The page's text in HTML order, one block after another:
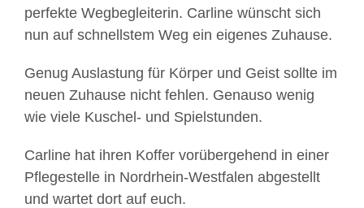
perfekte Wegbegleiterin. Carline wünscht sich
nun auf schnellstem Weg ein eigenes Zuhause.
Genug Auslastung für Körper und Geist sollte im
neuen Zuhause nicht fehlen. Genauso wenig
wie viele Kuschel- und Spielstunden.
Carline hat ihren Koffer vorübergehend in einer
Pflegestelle in Nordrhein-Westfalen abgestellt
und wartet dort auf euch.